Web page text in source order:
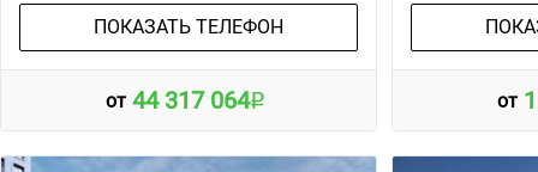
ПОКАЗАТЬ ТЕЛЕФОН
от 44 317 064 от